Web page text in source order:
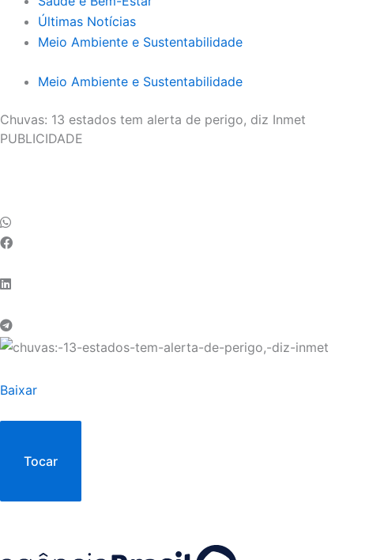
Últimas Notícias
Meio Ambiente e Sustentabilidade
Meio Ambiente e Sustentabilidade
Chuvas: 13 estados tem alerta de perigo, diz Inmet
PUBLICIDADE
Baixar
Tocar